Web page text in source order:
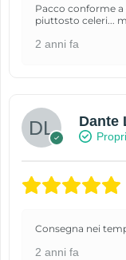
Pacco conforme
piuttosto celeri...
2 anni fa
Dante
Consegna nei
2 anni fa